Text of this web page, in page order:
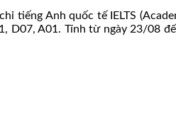
tiếng Anh quốc tế IELTS
A01. Tính từ ngày 23/08